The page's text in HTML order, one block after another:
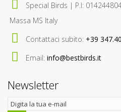
Special Birds | P.I:
Massa MS Italy
Contattaci subito: +39
Email: info@bestbirds.it
Newsletter